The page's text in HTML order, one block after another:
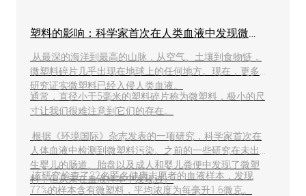
塑料的影响：科学家首次在人类血液中发现微塑料！
从最深的海洋到最高的山脉，从空气、土壤到食物链，
微塑料碎片几乎出现在地球上的任何地方。现在，更多
研究证实微塑料已经入侵人类血液。
通常，直径小于5毫米的塑料碎片称为微塑料，极小的尺
寸让我们很难注意到它们的存在。
根据《环境国际》杂志发表的一项研究，科学家首次在
人体血液中检测到微塑料污染。之前的一些研究在未出
生婴儿的肠道、胎盘以及成人和婴儿粪便中发现了微塑
料，但从未在血液样本中发现过。
该研究检查了22名匿名健康志愿者的血液样本，发现
77%的样本含有微塑料，平均浓度为每毫升1.6微克。